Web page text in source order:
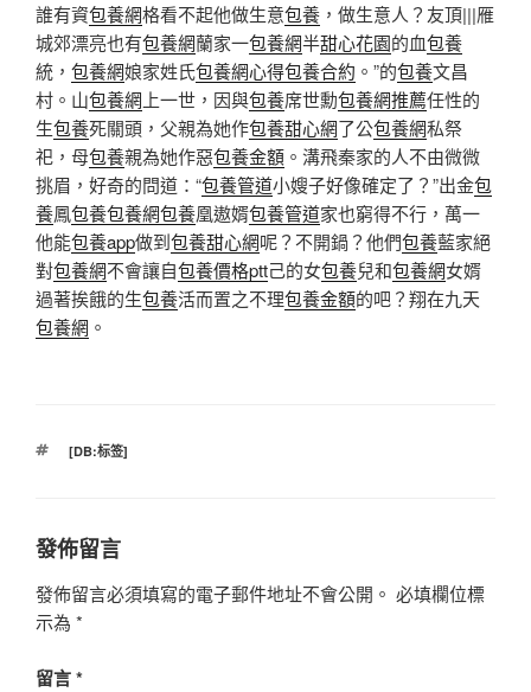
誰有資包養網格看不起他做生意包養 ，做生意人？友頂|||雁
城郊漂亮也有包養網蘭家一包養網半甜心花園的血包養
統， 包養網娘家姓氏包養網心得包養合約 。”的包養文昌
村。山包養網 上一世，因與包養席世勳包養網推薦任性的
生包養死關頭，父親為她作包養甜心網了公包養網私祭
祀，母包養親為她作惡包養金額 。溝飛秦家的人不由微微
挑眉，好奇的問道：“包養管道小嫂子好像確定了？”出金包
養鳳包養包養網包養凰遨婿包養管道家也窮得不行，萬一
他能包養app做到包養甜心網呢？不開鍋？他們包養藍家絕
對包養網不會讓自包養價格ptt己的女包養兒和包養網女婿
過著挨餓的生包養活而置之不理包養金額的吧？翔在九天
包養網 。
標
[DB:标签]
發佈留言
發佈留言必須填寫的電子郵件地址不會公開。 必填欄位標
示為 *
留言*